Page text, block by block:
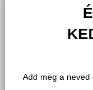
Add meg a